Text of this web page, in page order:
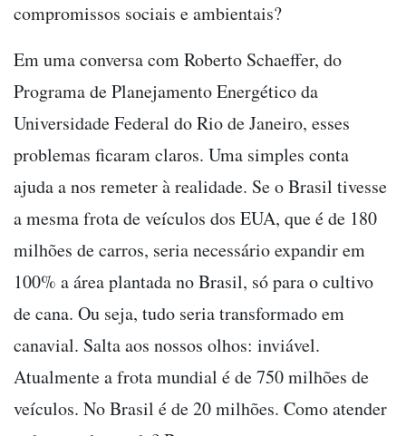
compromissos sociais e ambientais?
Em uma conversa com Roberto Schaeffer, do
Programa de Planejamento Energético da
Universidade Federal do Rio de Janeiro, esses
problemas ficaram claros. Uma simples conta
ajuda a nos remeter à realidade. Se o Brasil tivesse
a mesma frota de veículos dos EUA, que é de 180
milhões de carros, seria necessário expandir em
100% a área plantada no Brasil, só para o cultivo
de cana. Ou seja, tudo seria transformado em
canavial. Salta aos nossos olhos: inviável.
Atualmente a frota mundial é de 750 milhões de
veículos. No Brasil é de 20 milhões. Como atender